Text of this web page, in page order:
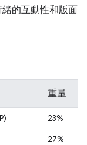
的互動性和版面
重量
23%
27%